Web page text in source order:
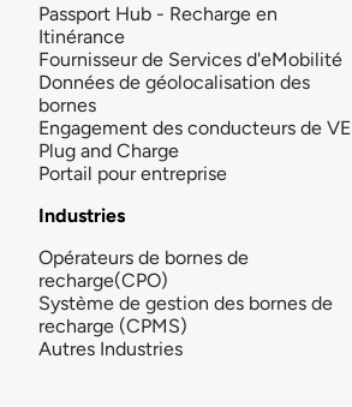
Passport Hub - Recharge en
Itinérance
Fournisseur de Services d'eMobilité
Données de géolocalisation des
bornes
Engagement des conducteurs de VE
Plug and Charge
Portail pour entreprise
Industries
Opérateurs de bornes de
recharge(CPO)
Système de gestion des bornes de
recharge (CPMS)
Autres Industries